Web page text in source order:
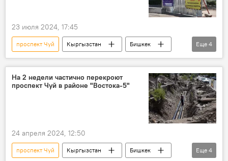
23 июля 2024, 17:45
проспект Чуй Кыргызстан
Бишкек
ремонт
улица Абдрахманова
открытие
закрытие
Еще 4
На 2 недели частично перекроют
проспект Чуй в районе "Востока-5"
24 апреля 2024, 12:50
проспект Чуй Кыргызстан
Бишкек
Еще 4